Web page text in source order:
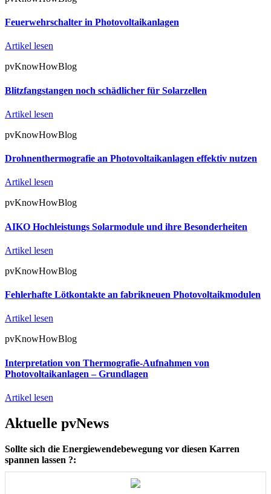
Feuerwehrschalter in Photovoltaikanlagen
Artikel lesen
pvKnowHowBlog
Blitzfangstangen noch schädlicher für Solarzellen
Artikel lesen
pvKnowHowBlog
Drohnenthermografie an Photovoltaikanlagen effektiv nutzen
Artikel lesen
pvKnowHowBlog
AIKO Hochleistungs Solarmodule und ihre Besonderheiten
Artikel lesen
pvKnowHowBlog
Fehlerhafte Lötkontakte an fabrikneuen Photovoltaikmodulen
Artikel lesen
pvKnowHowBlog
Interpretation von Thermografie-Aufnahmen von
Photovoltaikanlagen – Grundlagen
Artikel lesen
Aktuelle pvNews
Sollte sich die Energiewendebewegung vor diesen Karren
spannen lassen ?: